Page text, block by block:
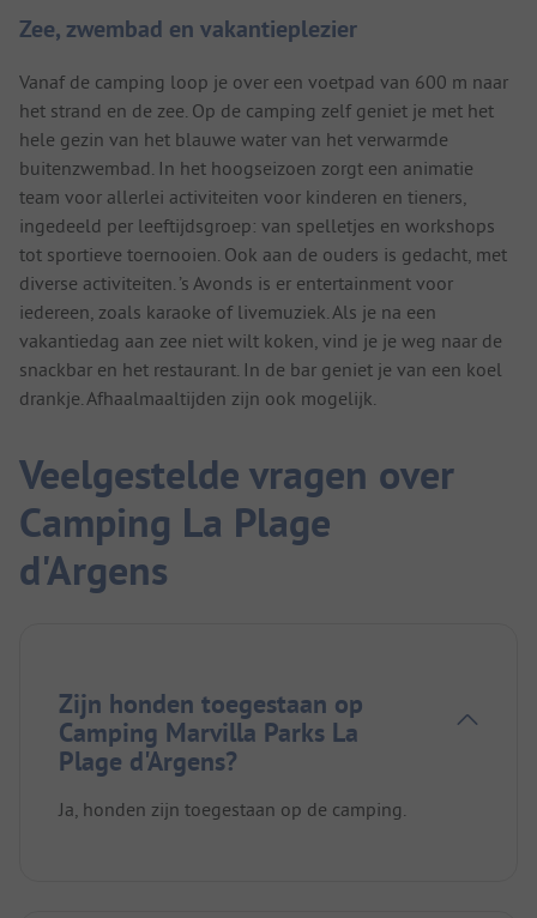
Zee, zwembad en vakantieplezier
Vanaf de camping loop je over een voetpad van 600 m naar
het strand en de zee. Op de camping zelf geniet je met het
hele gezin van het blauwe water van het verwarmde
buitenzwembad. In het hoogseizoen zorgt een animatie
team voor allerlei activiteiten voor kinderen en tieners,
ingedeeld per leeftijdsgroep: van spelletjes en workshops
tot sportieve toernooien. Ook aan de ouders is gedacht, met
diverse activiteiten. ’s Avonds is er entertainment voor
iedereen, zoals karaoke of livemuziek. Als je na een
vakantiedag aan zee niet wilt koken, vind je je weg naar de
snackbar en het restaurant. In de bar geniet je van een koel
drankje. Afhaalmaaltijden zijn ook mogelijk.
Veelgestelde vragen over
Camping La Plage
d'Argens
Zijn honden toegestaan op
Camping Marvilla Parks La
Plage d'Argens?
Ja, honden zijn toegestaan op de camping.